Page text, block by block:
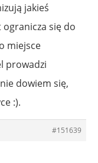
jakieś
ogranicza się do
miejsce
prowadzi
dowiem się,
:).
#151639